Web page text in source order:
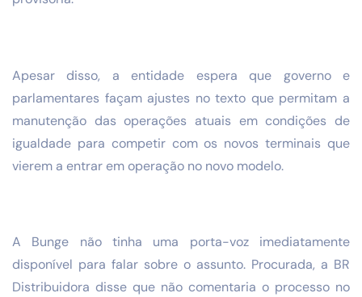
Apesar disso, a entidade espera que governo e
parlamentares façam ajustes no texto que permitam a
manutenção das operações atuais em condições de
igualdade para competir com os novos terminais que
vierem a entrar em operação no novo modelo.
A Bunge não tinha uma porta-voz imediatamente
disponível para falar sobre o assunto. Procurada, a BR
Distribuidora disse que não comentaria o processo no